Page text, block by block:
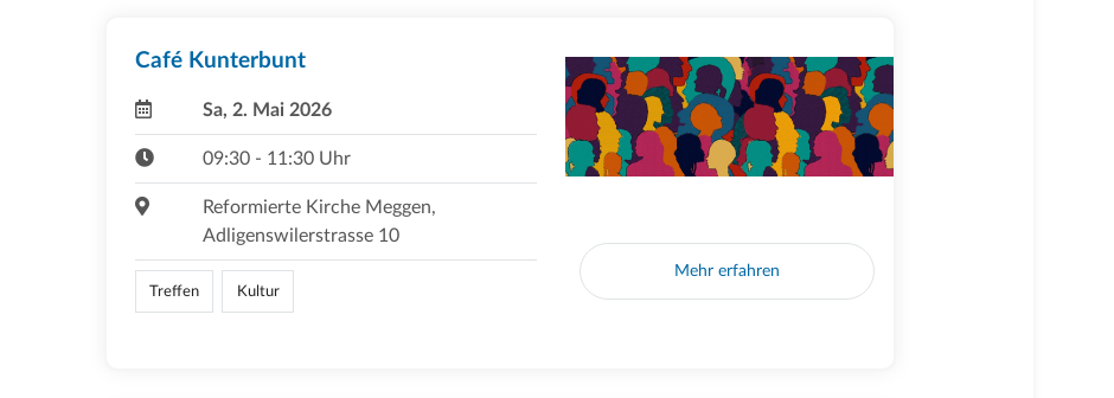
Café Kunterbunt
Sa, 2. Mai 2026
09:30 - 11:30 Uhr
Reformierte Kirche Meggen,
Adligenswilerstrasse 10
Treffen Kultur
Mehr erfahren